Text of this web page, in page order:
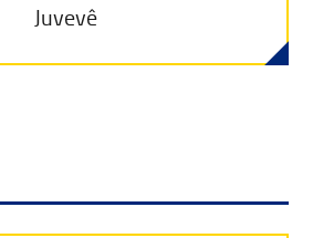
Juvevê